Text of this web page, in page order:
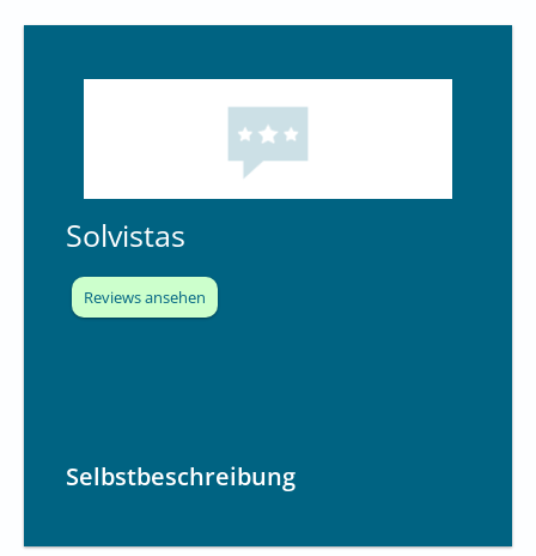
Solvistas
Reviews ansehen
Selbstbeschreibung